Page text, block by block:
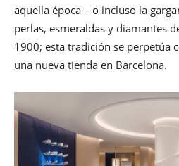
aquella época – o incluso la
perlas, esmeraldas y diamantes
1900; esta tradición se perpetúa
una nueva tienda en Barcelona.